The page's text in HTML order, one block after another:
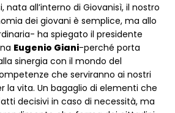
nata all’interno di Giovanisì, il nostro
dei giovani è semplice, ma allo
ha spiegato il presidente
Eugenio Giani-perché porta
sinergia con il mondo del
che serviranno ai nostri
la vita. Un bagaglio di elementi che
decisivi in caso di necessità, ma